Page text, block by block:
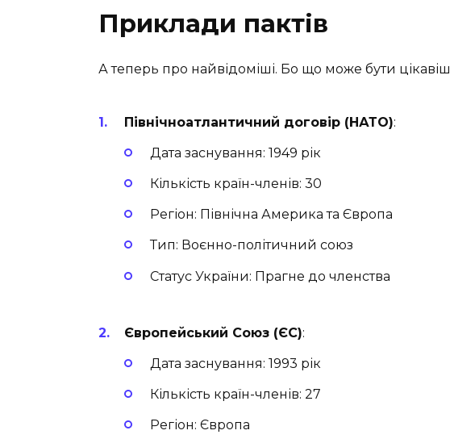
Приклади пактів
А теперь про найвідоміші. Бо що може бути
Північноатлантичний договір (НАТО):
Дата заснування: 1949 рік
Кількість країн-членів: 30
Регіон: Північна Америка та Європа
Тип: Воєнно-політичний союз
Статус України: Прагне до членства
Європейський Союз (ЄС):
Дата заснування: 1993 рік
Кількість країн-членів: 27
Регіон: Європа